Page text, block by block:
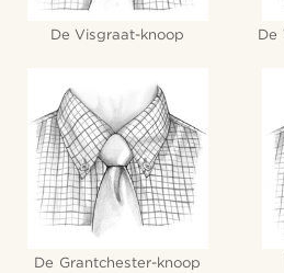
De Visgraat-knoop De
De Grantchester-knoop